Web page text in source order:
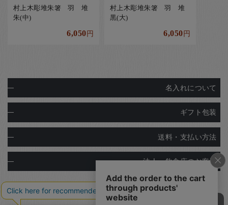
村上木彫堆朱箸 羽 堆
朱(中)
6,050円
村上木彫堆朱箸 羽 堆
黒(大)
6,050円
名入れについて
ギフト包装
送料・支払い方法
法人・飲食店のお客様